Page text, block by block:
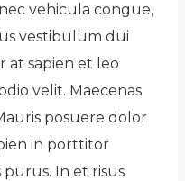
vehicula congue,
vestibulum dui
at sapien et leo
velit. Maecenas
posuere dolor
in porttitor
In et risus